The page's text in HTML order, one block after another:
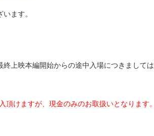
ます。
上映本編開始からの途中入場につきましては
けますが、現金のみのお取扱いとなります。